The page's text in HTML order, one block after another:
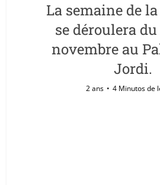
La semaine de
se déroulera du
novembre au
Jordi.
2 ans 4 Minutos de